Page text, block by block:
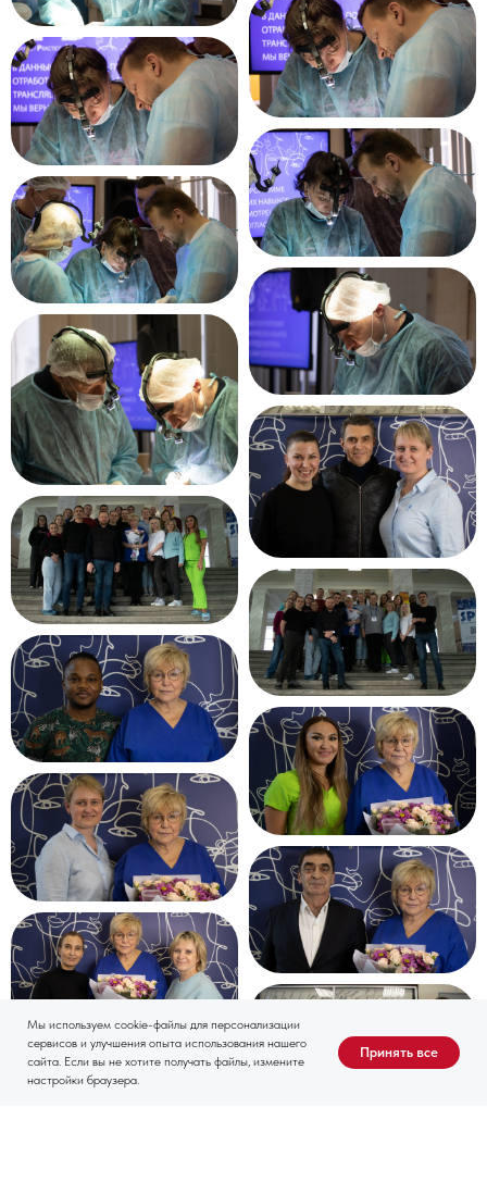
Мы используем cookie-файлы для персонализации
сервисов и улучшения опыта использования нашего
сайта. Если вы не хотите получать файлы, измените
настройки браузера.
Принять все